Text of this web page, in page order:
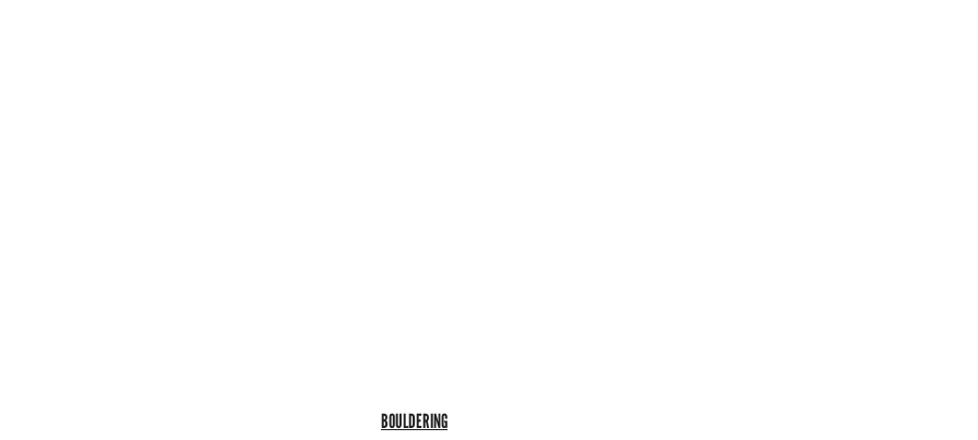
BOULDERING